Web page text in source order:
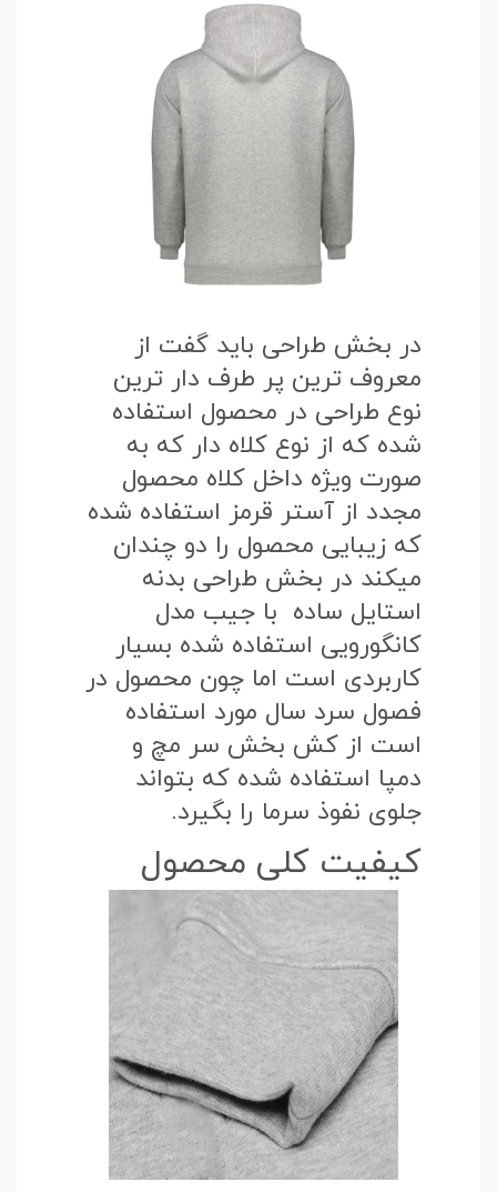
در بخش طراحی باید گفت از
معروف ترین پر طرف دار ترین
نوع طراحی در محصول استفاده
شده که از نوع کلاه دار که به
صورت ویژه داخل کلاه محصول
مجدد از آستر قرمز استفاده شده
که زیبایی محصول را دو چندان
میکند در بخش طراحی بدنه
استایل ساده با جیب مدل
کانگورویی استفاده شده بسیار
کاربردی است اما چون محصول در
فصول سرد سال مورد استفاده
است از کش بخش سر مچ و
دمپا استفاده شده که بتواند
جلوی نفوذ سرما را بگیرد.
کیفیت کلی محصول